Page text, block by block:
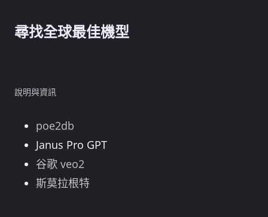
尋找全球最佳機型
說明與資訊
poe2db
Janus Pro GPT
谷歌 veo2
斯莫拉根特